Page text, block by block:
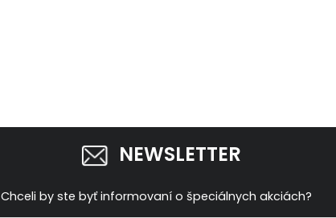
NEWSLETTER
Chceli by ste byť informovaní o špeciálnych akciách?